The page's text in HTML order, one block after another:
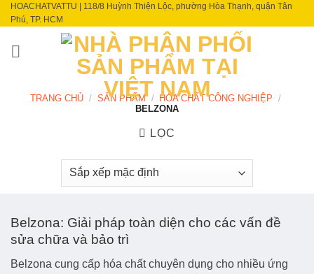
Skip
to
content
HOACHATVATTU | 118/8 Huỳnh Thiện Lộc, phường Hòa Thạnh, quận Tân
Phú, TP. HCM
TRANG CHỦ / SẢN PHẨM / HÓA CHẤT CÔNG NGHIỆP
/
BELZONA
LỌC
Belzona: Giải pháp toàn diện cho các vấn đề
sửa chữa và bảo trì
Belzona cung cấp hóa chất chuyên dụng cho nhiều ứng